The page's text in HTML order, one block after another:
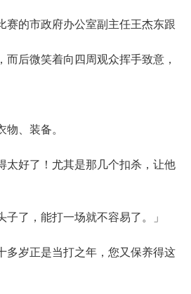
赛的市政府办公室副主任王杰东跟
而后微笑着向四周观众挥手致意，
、装备。
好了！尤其是那几个扣杀，让他
了，能打一场就不容易了。」
岁正是当打之年，您又保养得这